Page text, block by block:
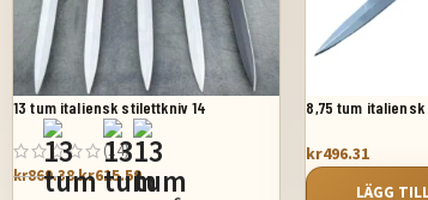
13 tum italiensk stilettkniv 14
(14)
kr869.38kr615.59
8,75 tum
kr496.31
LÄGG